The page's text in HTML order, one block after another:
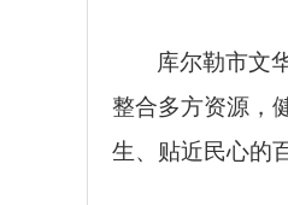
库尔勒市文
整合多方资源，
生、贴近民心的